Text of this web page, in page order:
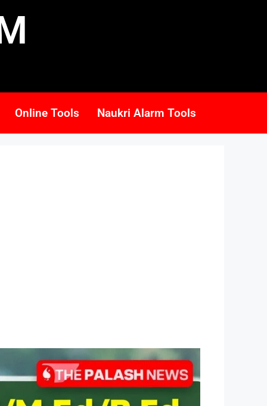
Online Tools Naukri Alarm Tools